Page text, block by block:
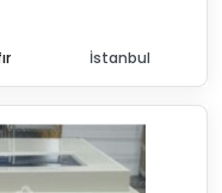
İstanbul